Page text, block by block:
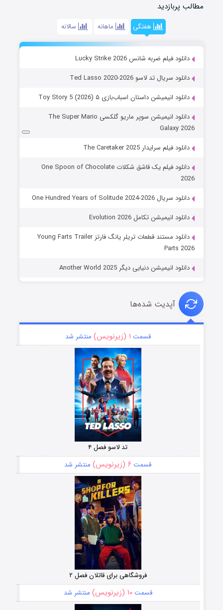
مطالب پربازدید
هفتگی ماهانه سالانه
دانلود فیلم ضربه شانس Lucky Strike 2026
دانلود سریال تد لاسو Ted Lasso 2020-2026
دانلود انیمیشن داستان اسباب‌بازی ۵ Toy Story 5 (2026)
دانلود انیمیشن سوپر ماریو گلکسی The Super Mario
Galaxy 2026
دانلود فیلم سرایدار The Caretaker 2025
دانلود فیلم یک قاشق شکلات One Spoon of Chocolate
2026
دانلود سریال One Hundred Years of Solitude 2024-2026
دانلود انیمیشن تکامل Evolution 2026
دانلود مستند قطعات تریلر یانگ فارتز Young Farts Trailer
Parts 2026
دانلود انیمیشن دنیایی دیگر Another World 2025
آپدیت شده‌ها
قسمت ۱ (زیرنویس) منتشر شد
تد لاسو فصل ۴
قسمت ۶ (زیرنویس) منتشر شد
فروشگاهی برای قاتلان فصل ۲
قسمت۱۰ (زیرنویس) منتشر شد